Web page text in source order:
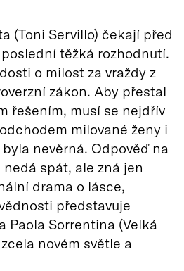
(Toni Servillo) čekají před
těžká rozhodnutí.
o milost za vraždy z
zákon. Aby přestal
řešením, musí se nejdřív
milované ženy i
nevěrná. Odpověď na
spát, ale zná jen
drama o lásce,
představuje
Paola Sorrentina (Velká
novém světle a